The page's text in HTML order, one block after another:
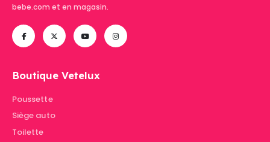
bebe.com et en magasin.
Boutique Vetelux
Poussette
Siège auto
Toilette